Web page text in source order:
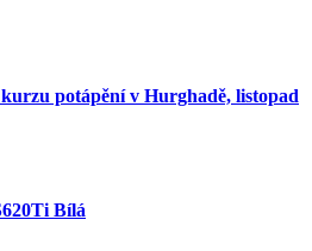
potápění v Hurghadě, listopad
Bílá